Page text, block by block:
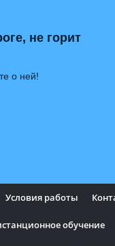
не горит
о ней!
Условия работы
обучение